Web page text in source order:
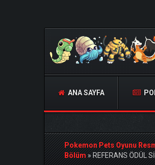
ANA SAYFA
Pokemon Pets Oyunu
Bölüm»REFERANS ÖDÜL